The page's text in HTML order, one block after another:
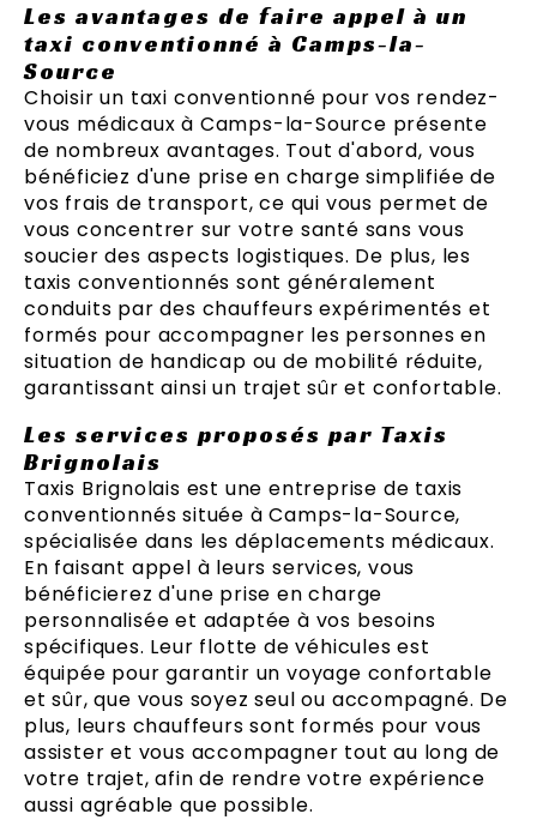
Les avantages de faire appel à un
taxi conventionné à Camps-la-
Source
Choisir un taxi conventionné pour vos rendez-
vous médicaux à Camps-la-Source présente
de nombreux avantages. Tout d'abord, vous
bénéficiez d'une prise en charge simplifiée de
vos frais de transport, ce qui vous permet de
vous concentrer sur votre santé sans vous
soucier des aspects logistiques. De plus, les
taxis conventionnés sont généralement
conduits par des chauffeurs expérimentés et
formés pour accompagner les personnes en
situation de handicap ou de mobilité réduite,
garantissant ainsi un trajet sûr et confortable.
Les services proposés par Taxis
Brignolais
Taxis Brignolais est une entreprise de taxis
conventionnés située à Camps-la-Source,
spécialisée dans les déplacements médicaux.
En faisant appel à leurs services, vous
bénéficierez d'une prise en charge
personnalisée et adaptée à vos besoins
spécifiques. Leur flotte de véhicules est
équipée pour garantir un voyage confortable
et sûr, que vous soyez seul ou accompagné. De
plus, leurs chauffeurs sont formés pour vous
assister et vous accompagner tout au long de
votre trajet, afin de rendre votre expérience
aussi agréable que possible.